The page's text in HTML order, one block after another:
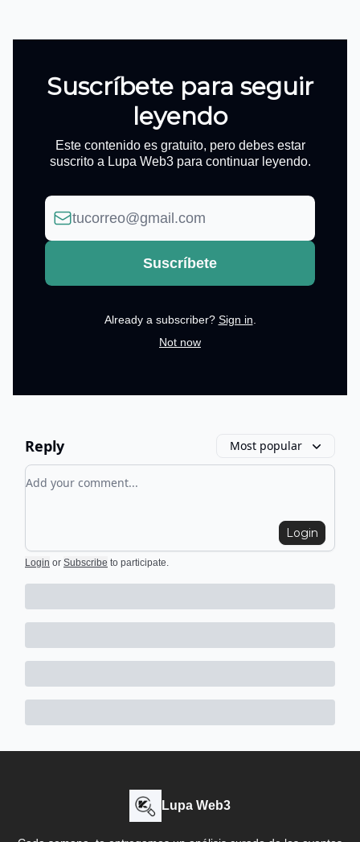
Suscríbete para seguir
leyendo
Este contenido es gratuito, pero debes estar
suscrito a Lupa Web3 para continuar leyendo.
Already a subscriber? Sign in
Not now
Reply Most popular
Add your comment
Login
Login or Subscribe to participate.
Lupa Web3